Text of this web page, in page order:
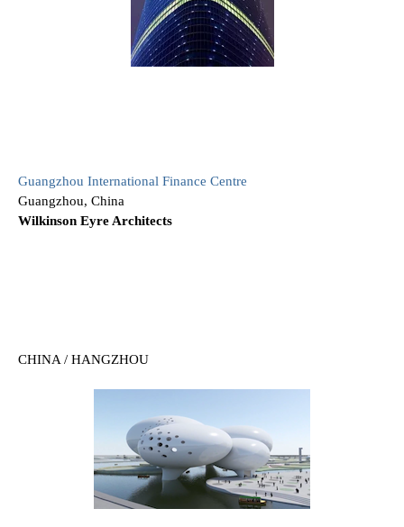
Guangzhou International Finance Centre
Guangzhou, China
Wilkinson Eyre Architects
CHINA / HANGZHOU